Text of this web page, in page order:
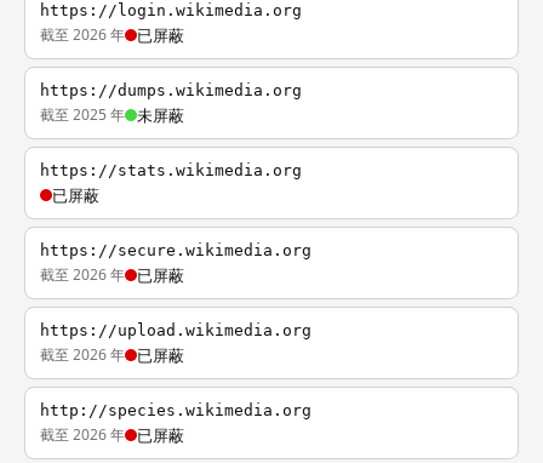
https://login.wikimedia.org
截至 2026 年 已屏蔽
https://dumps.wikimedia.org
截至 2025 年 未屏蔽
https://stats.wikimedia.org
已屏蔽
https://secure.wikimedia.org
截至 2026 年 已屏蔽
https://upload.wikimedia.org
截至 2026 年 已屏蔽
http://species.wikimedia.org
截至 2026 年 已屏蔽